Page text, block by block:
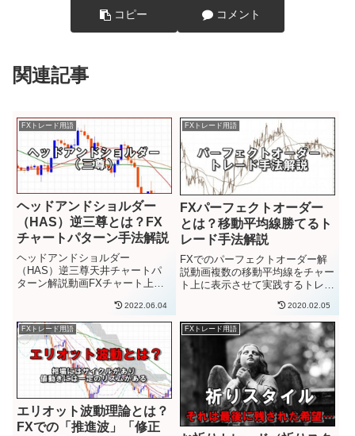
コピー コメント
関連記事
FXトレード用語
ヘッドアンドショルダー
（HAS）逆三尊とは？FX
チャートパターン手法解説
ヘッドアンドショルダー
（HAS）逆三尊天井チャートパ
ターン解説動画FXチャート上に
レードしていく上で重要なサイン
となります。狙っている（動き方
を知っている）チャートパターン
が形成されそうな時に、為替相場
の値動き...
2022.06.04
FXトレード用語
FXパーフェクトオーダー
とは？移動平均線勝てるト
レード手法解説
FXでのパーフェクトオーダー解
説動画複数の移動平均線をチャー
ト上に表示させて実践するトレー
ー（Perfect Order）」の形があり
ます。パーフェクトオーダーと
は、短期移動平均線と中期移動平
均線と長期移動平均...
2020.02.05
FXトレード用語
エリオット波動理論とは？
FXでの「推進波」「修正
FXトレード用語